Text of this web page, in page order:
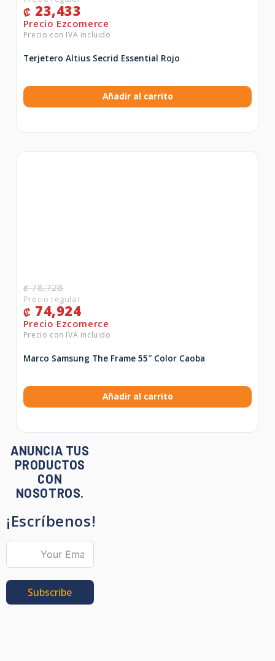
₡ 23,433
Terjetero Altius Secrid Essential Rojo
Añadir al carrito
₡78,728
₡ 74,924
Marco Samsung The Frame 55″ Color Caoba
Añadir al carrito
ANUNCIA TUS
PRODUCTOS
CON
NOSOTROS.
¡Escríbenos!
Subscribe